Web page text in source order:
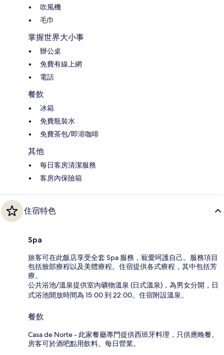
吹風機
毛巾
掌握世界大小事
辦公桌
免費有線上網
電話
餐飲
冰箱
免費瓶裝水
免費茶包/即溶咖啡
其他
每日客房清潔服務
客房內保險箱
住宿特色
Spa
旅客可在此飯店享受全套 Spa 服務，寵愛呵護自己。服務項目
包括臉部療程以及美體療程。住宿提供各式療程，其中包括芳
療。
公共浴池/溫泉提供室內礦物溫泉 (日式溫泉)，為男女分開，日
式浴池開放時間為 15:00 到 22:00。住宿附設溫泉。
餐飲
Casa de Norte - 此家餐廳專門提供西班牙料理，只供應晚餐。
房客可於酒吧點用飲料。每日營業。